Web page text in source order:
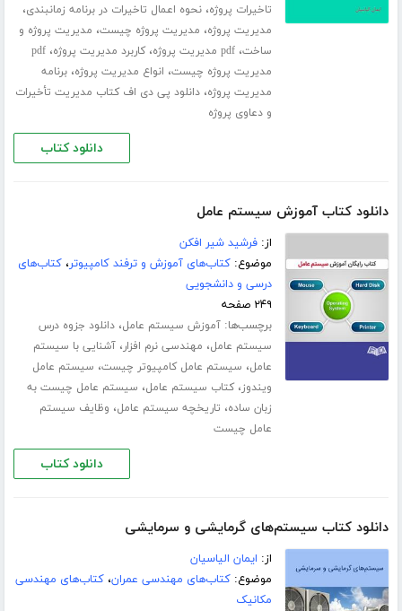
تاخیرات پروژه،نحوه اعمال تاخیرات در برنامه زمانبندی،
مدیریت پروژه، مدیریت پروژه چیست، مدیریت پروژه و
ساخت،pdf مدیریت پروژه ،کاربرد مدیریت پروژه،pdf
مدیریت پروژه چیست، انواع مدیریت پروژه،برنامه
مدیریت پروژه،دانلود پی دی اف کتاب مدیریت تأخیرات
و دعاوی پروژه
دانلود کتاب
دانلود کتاب آموزش سیستم عامل
از:فرشید شیر افکن
موضوع:کتاب‌های آموزش و ترفند کامپیوتر،کتاب‌های
درسی و دانشجویی
۲۴۹ صفحه
برچسب‌ها:آموزش سیستم عامل،دانلود جزوه درس
سیستم عامل، مهندسی نرم افزار،آشنایی با سیستم
عامل، سیستم عامل کامپیوتر چیست، سیستم عامل
ویندوز،کتاب سیستم عامل، سیستم عامل چیست به
زبان ساده، تاریخچه سیستم عامل، وظایف سیستم
عامل چیست
دانلود کتاب
دانلود کتاب سیستم‌های گرمایشی و سرمایشی
از: ایمان الیاسیان
موضوع:کتاب‌های مهندسی عمران،کتاب‌های مهندسی
مکانیک